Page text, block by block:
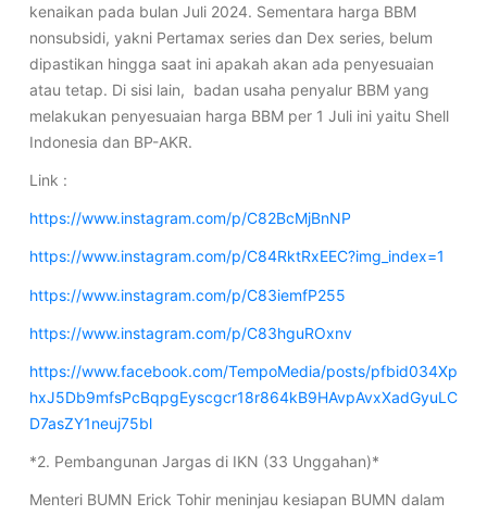
kenaikan pada bulan Juli 2024. Sementara harga BBM
nonsubsidi, yakni Pertamax series dan Dex series, belum
dipastikan hingga saat ini apakah akan ada penyesuaian
atau tetap. Di sisi lain, badan usaha penyalur BBM yang
melakukan penyesuaian harga BBM per 1 Juli ini yaitu Shell
Indonesia dan BP-AKR.
Link :
https://www.instagram.com/p/C82BcMjBnNP
https://www.instagram.com/p/C84RktRxEEC?img_index=1
https://www.instagram.com/p/C83iemfP255
https://www.instagram.com/p/C83hguROxnv
https://www.facebook.com/TempoMedia/posts/pfbid034Xp
hxJ5Db9mfsPcBqpgEyscgcr18r864kB9HAvpAvxXadGyuLC
D7asZY1neuj75bl
*2. Pembangunan Jargas di IKN (33 Unggahan)*
Menteri BUMN Erick Tohir meninjau kesiapan BUMN dalam